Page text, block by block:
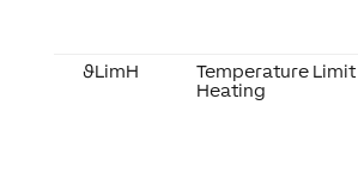
ϑLimH
Temperature Limit
Heating